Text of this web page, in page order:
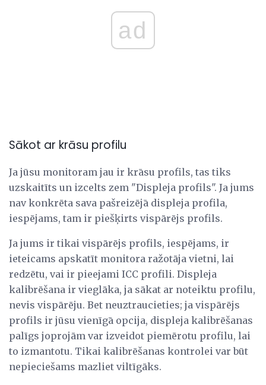
ad
Sākot ar krāsu profilu
Ja jūsu monitoram jau ir krāsu profils, tas tiks
uzskaitīts un izcelts zem "Displeja profils". Ja jums
nav konkrēta sava pašreizējā displeja profila,
iespējams, tam ir piešķirts vispārējs profils.
Ja jums ir tikai vispārējs profils, iespējams, ir
ieteicams apskatīt monitora ražotāja vietni, lai
redzētu, vai ir pieejami ICC profili. Displeja
kalibrēšana ir vieglāka, ja sākat ar noteiktu profilu,
nevis vispārēju. Bet neuztraucieties; ja vispārējs
profils ir jūsu vienīgā opcija, displeja kalibrēšanas
palīgs joprojām var izveidot piemērotu profilu, lai
to izmantotu. Tikai kalibrēšanas kontrolei var būt
nepieciešams mazliet viltīgāks.